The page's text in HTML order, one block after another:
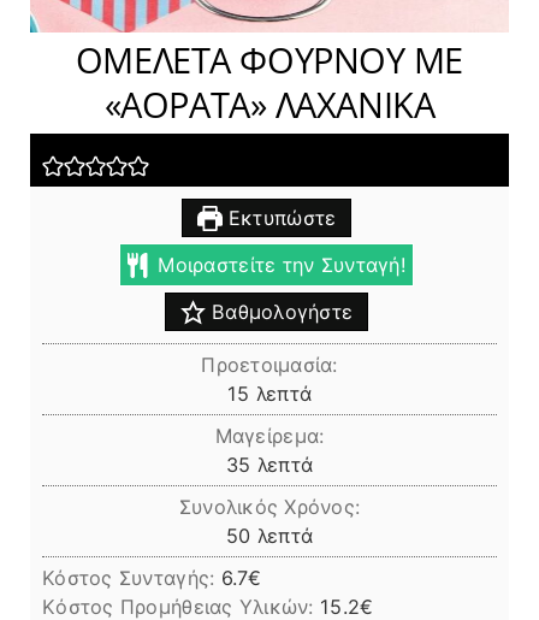
ΟΜΕΛΕΤΑ ΦΟΥΡΝΟΥ ΜΕ
«ΑΟΡΑΤΑ» ΛΑΧΑΝΙΚΑ
Εκτυπώστε
Μοιραστείτε την Συνταγή!
Βαθμολογήστε
Προετοιμασία:
15 λεπτά
λεπτά
Μαγείρεμα:
35 λεπτά
λεπτά
Συνολικός Χρόνος:
50 λεπτά
λεπτά
Κόστος Συνταγής: 6.7€
Kόστος Προμήθειας Υλικών: 15.2